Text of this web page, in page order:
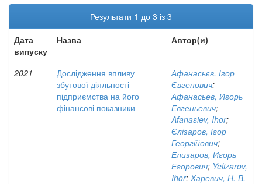
Результати 1 до 3 із 3
Дата
випуску
Назва Автор(и)
2021
Дослідження впливу
збутової діяльності
підприємства на його
фінансові показники
Афанасьєв, Ігор
Євгенович;
Афанасьев, Игорь
Евгеньевич;
Afanasiev, Ihor;
Єлізаров, Ігор
Георгійович;
Елизаров, Игорь
Егорович; Yelizarov,
Ihor; Харевич, Н. В.